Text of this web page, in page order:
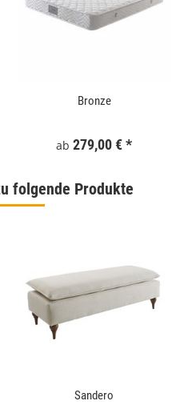
Bronze
ab 279,00 €*
folgende Produkte
Sandero